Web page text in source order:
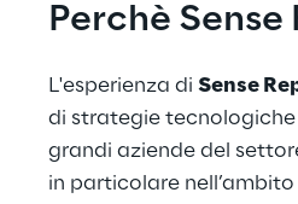
Perchè Sense
L'esperienza di Sense
di strategie
grandi aziende del
in particolare